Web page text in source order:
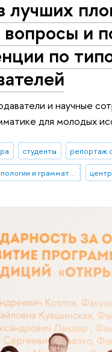
вопросы и
по
и научные
для молодых
студенты репортаж
Конференция по типологии и грамматике для молодых исследователей